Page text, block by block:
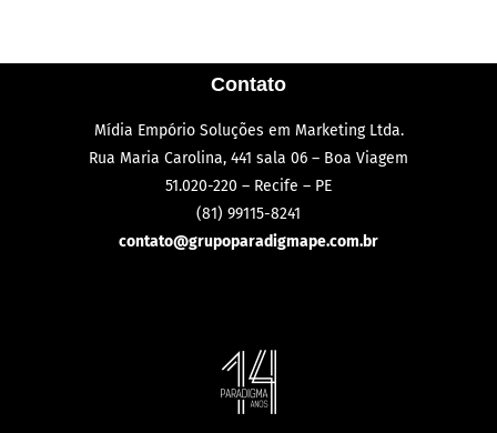
Contato
Mídia Empório Soluções em Marketing Ltda.
Rua Maria Carolina, 441 sala 06 – Boa Viagem
51.020-220 – Recife – PE
(81) 99115-8241
contato@grupoparadigmape.com.br